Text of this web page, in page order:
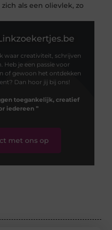
als een olievlek, zo
waar creativiteit, schrijven
Heb je een passie voor
of gewoon het ontdekken
Dan hoor jij bij ons!
toegankelijk, creatief
iedereen❞
met ons op